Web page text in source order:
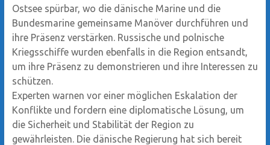
Ostsee spürbar, wo die dänische Marine und die
Bundesmarine gemeinsame Manöver durchführen und
ihre Präsenz verstärken. Russische und polnische
Kriegsschiffe wurden ebenfalls in die Region entsandt,
um ihre Präsenz zu demonstrieren und ihre Interessen zu
schützen.
Experten warnen vor einer möglichen Eskalation der
Konflikte und fordern eine diplomatische Lösung, um
die Sicherheit und Stabilität der Region zu
gewährleisten. Die dänische Regierung hat sich bereit